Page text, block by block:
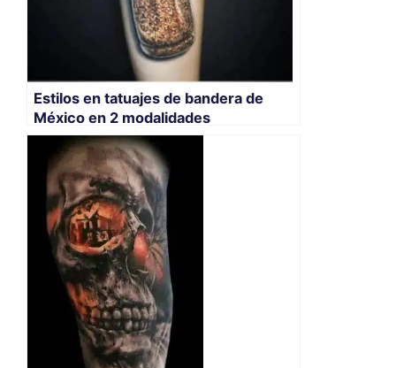
Estilos en tatuajes de bandera de
México en 2 modalidades